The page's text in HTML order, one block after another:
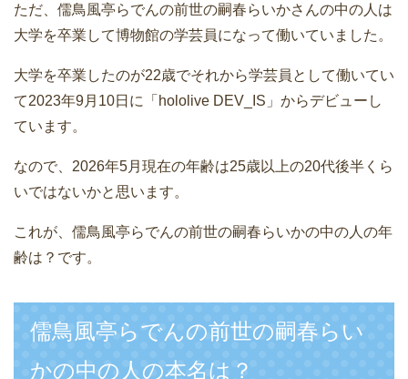
ただ、儒鳥風亭らでんの前世の嗣春らいかさんの中の人は
大学を卒業して博物館の学芸員になって働いていました。
大学を卒業したのが22歳でそれから学芸員として働いてい
て2023年9月10日に「hololive DEV_IS」からデビューし
ています。
なので、2026年5月現在の年齢は25歳以上の20代後半くら
いではないかと思います。
これが、儒鳥風亭らでんの前世の嗣春らいかの中の人の年
齢は？です。
儒鳥風亭らでんの前世の嗣春らい
かの中の人の本名は？